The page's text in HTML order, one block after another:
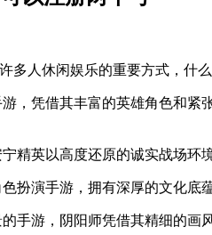
多人休闲娱乐的重要方式，什
游，凭借其丰富的英雄角色和
精英以高度还原的诚实战场
色扮演手游，拥有深厚的文化
的手游，阴阳师凭借其精细的